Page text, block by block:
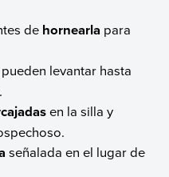
de hornearla para
levantar hasta
en la silla y
señalada en el lugar de